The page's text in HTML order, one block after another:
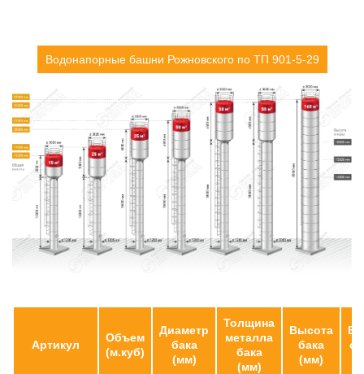
Водонапорные башни Рожновского по ТП 901-5-29
Артикул
Объем
(м.куб)
Диаметр
бака
(мм)
Толщина
металла
бака
(мм)
Высота
бака
(мм)